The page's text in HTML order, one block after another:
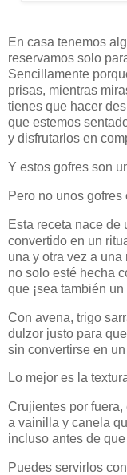
En casa tenemos
reservamos solo
Sencillamente
prisas, mientras
tienes que hacer
que estemos
y disfrutarlos en
Y estos gofres son
Pero no unos
Esta receta nace de
convertido en un
una y otra vez a
no solo esté hecha
que ¡sea también
Con avena, trigo
dulzor justo para
sin convertirse en
Lo mejor es la
Crujientes por
a vainilla y canela
incluso antes de
Puedes servirlos